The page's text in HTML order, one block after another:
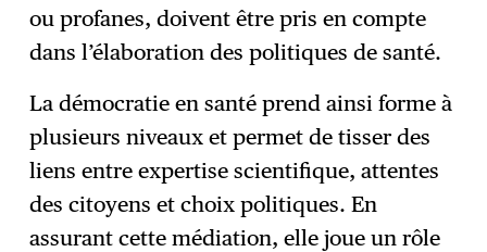
ou profanes, doivent être pris en compte
dans l’élaboration des politiques de santé.
La démocratie en santé prend ainsi forme à
plusieurs niveaux et permet de tisser des
liens entre expertise scientifique, attentes
des citoyens et choix politiques. En
assurant cette médiation, elle joue un rôle